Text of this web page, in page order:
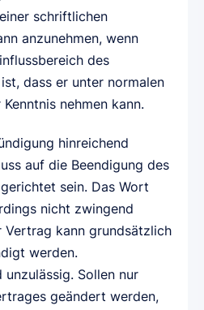
schriftlichen
anzunehmen, wenn
des
dass er unter normalen
nehmen kann.
hinreichend
auf die Beendigung des
sein. Das Wort
nicht zwingend
Vertrag kann grundsätzlich
werden.
unzulässig. Sollen nur
geändert werden,